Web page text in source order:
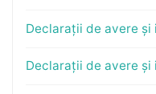
Declarații de avere
Declarații de avere și